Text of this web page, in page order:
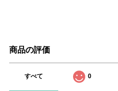
商品の評価
すべて 0